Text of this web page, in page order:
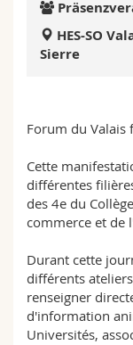
Math.-Nat.
Interfakultär
Mitarbeitende
Doktorierende
Webmail
HES-SO
Sierre
Forum du Valais
Cette
différentes
des 4e du
commerce et de
Durant cette
différents
renseigner
d'information
Universités,